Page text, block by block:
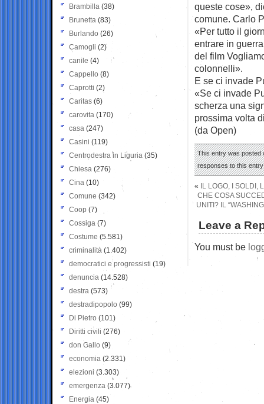
queste cose»,
comune. Carlo
«Per tutto il
entrare in
del film
colonnelli».
E se ci invade
«Se ci invade
scherza una
prossima volta
(da Open)
This entry was posted
responses to this
«
IL LOGO, I SOLDI,
CHE COSA
UNITI? IL
Leave a
You must be
Brambilla (38)
Brunetta (83)
Burlando (26)
Camogli (2)
canile (4)
Cappello (8)
Caprotti (2)
Caritas (6)
carovita (170)
casa (247)
Casini (119)
Centrodestra in Liguria (35)
Chiesa (276)
Cina (10)
Comune (342)
Coop (7)
Cossiga (7)
Costume (5.581)
criminalità (1.402)
democratici e progressisti (19)
denuncia (14.528)
destra (573)
destradipopolo (99)
Di Pietro (101)
Diritti civili (276)
don Gallo (9)
economia (2.331)
elezioni (3.303)
emergenza (3.077)
Energia (45)